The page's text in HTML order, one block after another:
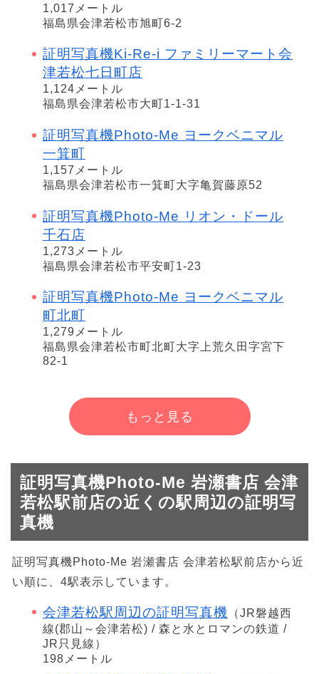
1,017メートル
福島県会津若松市旭町6-2
証明写真機Ki-Re-i ファミリーマート会
津若松七日町店
1,124メートル
福島県会津若松市大町1-1-31
証明写真機Photo-Me ヨークベニマル
一箕町
1,157メートル
福島県会津若松市一箕町大字亀賀藤原52
証明写真機Photo-Me リオン・ドール
千石店
1,273メートル
福島県会津若松市平安町1-23
証明写真機Photo-Me ヨークベニマル
町北町
1,279メートル
福島県会津若松市町北町大字上荒久田字宮下
82-1
もっと見る
証明写真機Photo-Me 岩瀬書店 会津
若松駅前店の近くの駅周辺の証明写
真機
証明写真機Photo-Me 岩瀬書店 会津若松駅前店から近
い順に、4駅表示しています。
会津若松駅周辺の証明写真機
（JR磐越西
線(郡山～会津若松) / 森と水とロマンの鉄道 /
JR只見線）
198メートル